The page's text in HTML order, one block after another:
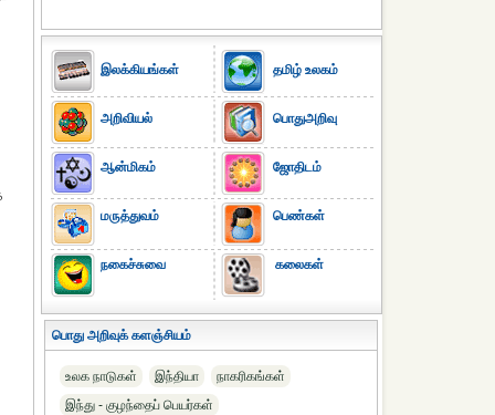
இலக்கியங்கள்
அறிவியல்
ஆன்மிகம்
மருத்துவம்
நகைச்சுவை
தமிழ் உலகம்
பொதுஅறிவு
ஜோதிடம்
பெண்கள்
கலைகள்
பொது அறிவுக் களஞ்சியம்
உலக நாடுகள் இந்தியா
நாகரிகங்கள்
இந்து - குழந்தைப் பெயர்கள்